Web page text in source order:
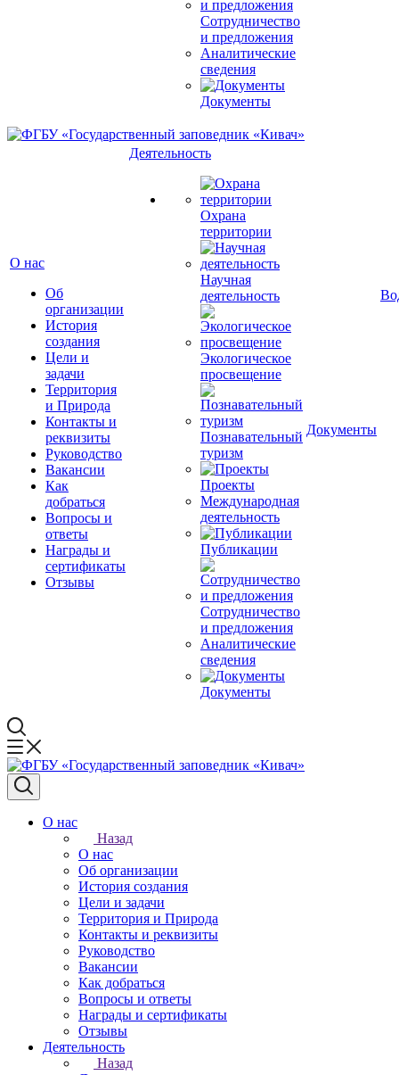
Сотрудничество
и предложения
Аналитические
сведения
Документы
О нас
Об
организации
История
создания
Цели и
задачи
Территория
и Природа
Контакты и
реквизиты
Руководство
Вакансии
Как
добраться
Вопросы и
ответы
Награды и
сертификаты
Отзывы
Деятельность
Охрана
территории
Научная
деятельность
Экологическое
просвещение
Познавательный
туризм
Проекты
Международная
деятельность
Публикации
Сотрудничество
и предложения
Аналитические
сведения
Документы
Документы
О нас
Назад
О нас
Об организации
История создания
Цели и задачи
Территория и Природа
Контакты и реквизиты
Руководство
Вакансии
Как добраться
Вопросы и ответы
Награды и сертификаты
Отзывы
Деятельность
Назад